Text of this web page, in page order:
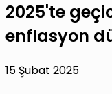
2025'te
enflasyon
15 Şubat 2025